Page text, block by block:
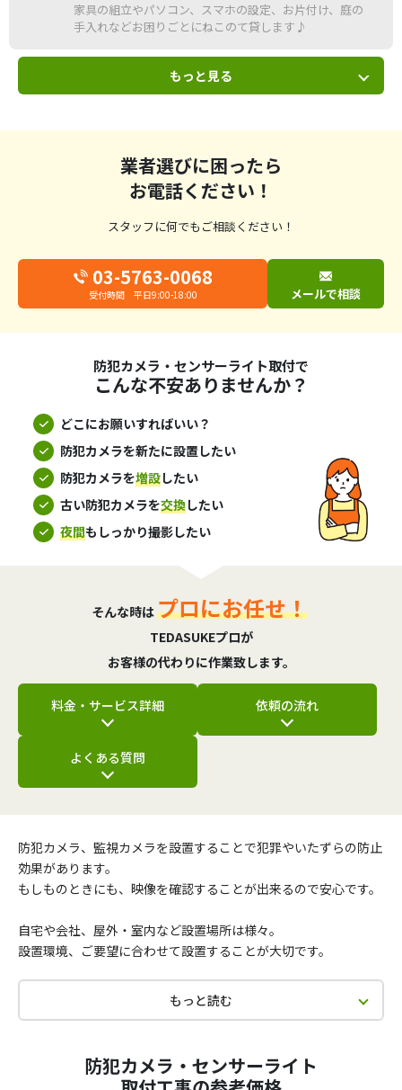
家具の組立やパソコン、スマホの設定、お片付け、庭の
手入れなどお困りごとにねこのて貸します♪
もっと見る
業者選びに困ったら
お電話ください！
スタッフに何でもご相談ください！
03-5763-0068
受付時間 平日9:00-18:00 メールで相談
防犯カメラ・センサーライト取付で
こんな不安ありませんか？
どこにお願いすればいい？
防犯カメラを新たに設置したい
防犯カメラを増設したい
古い防犯カメラを交換したい
夜間もしっかり撮影したい
そんな時はプロにお任せ！
TEDASUKEプロが
お客様の代わりに作業致します。
料金・サービス詳細 依頼の流れ
よくある質問
防犯カメラ、監視カメラを設置することで犯罪やいたずらの防止
効果があります。
もしものときにも、映像を確認することが出来るので安心です。
自宅や会社、屋外・室内など設置場所は様々。
設置環境、ご要望に合わせて設置することが大切です。
もっと読む
防犯カメラ・センサーライト